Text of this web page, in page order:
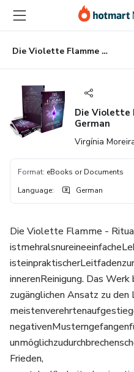
main
content
Die Violette Flamme Die Rituale von San German
Die Violette
German
Virgínia
Format: eBooks or Documents
Language: German
Die Violette Flamme -
innerenReinigung. Das
zugänglichen Ansatz zu den
Frieden,